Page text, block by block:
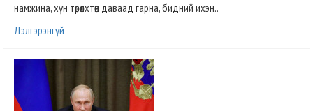
намжина, хүн төрөлхтөн даваад гарна, бидний ихэн..
Дэлгэрэнгүй